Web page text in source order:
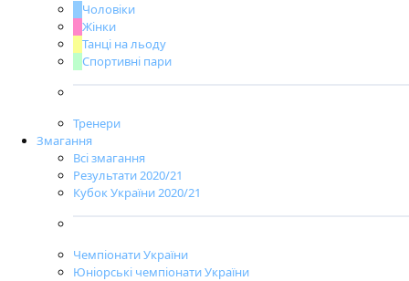
Чоловіки
Жінки
Танці на льоду
Спортивні пари
Тренери
Змагання
Всі змагання
Результати 2020/21
Кубок України 2020/21
Чемпіонати України
Юніорські чемпіонати України